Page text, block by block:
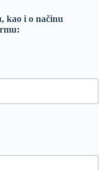
kao i o načinu